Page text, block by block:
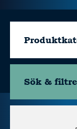
Sök &